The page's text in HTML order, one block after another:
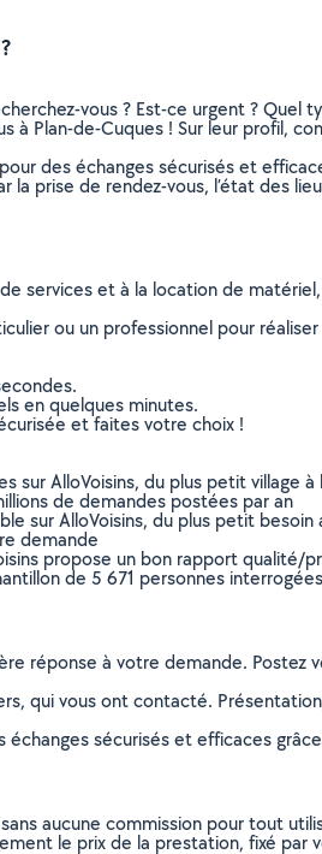
vous ? Est-ce urgent ?
à Plan-de-Cuques ! Sur leur profil,
des échanges sécurisés et
prise de rendez-vous, l’état des
services et à la location de
ou un professionnel pour
en quelques minutes.
et faites votre choix !
AlloVoisins, du plus petit village
de demandes postées par an
sur AlloVoisins, du plus petit besoin
demande
propose un bon rapport qualité/
de 5 671 personnes
réponse à votre demande.
qui vous ont contacté.
sécurisés et efficaces
aucune commission pour tout
le prix de la prestation, fixé par